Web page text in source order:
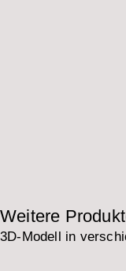
Weitere
3D-Modell in